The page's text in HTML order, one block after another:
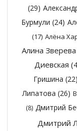
(29)
Бурмули (24)
(17) Алёна
Алина Зверева
Диевская
Гришина (22)
Липатова (26)
(8) Дмитрий
Дмитрий